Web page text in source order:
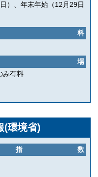
）、年末年始（12月29日
料
場
み有料
(環境省)
数